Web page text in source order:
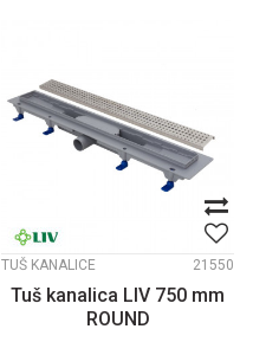
TUŠ KANALICE 21550
Tuš kanalica LIV 750 mm
ROUND